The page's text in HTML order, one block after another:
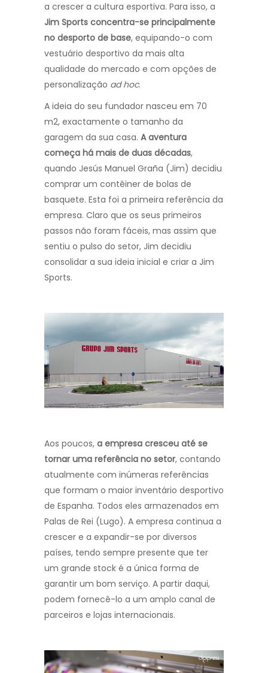
a crescer a cultura esportiva. Para isso, a
Jim Sports concentra-se principalmente
no desporto de base, equipando-o com
vestuário desportivo da mais alta
qualidade do mercado e com opções de
personalização ad hoc.
A ideia do seu fundador nasceu em 70
m2, exactamente o tamanho da
garagem da sua casa. A aventura
começa há mais de duas décadas,
quando Jesús Manuel Graña (Jim) decidiu
comprar um contêiner de bolas de
basquete. Esta foi a primeira referência da
empresa. Claro que os seus primeiros
passos não foram fáceis, mas assim que
sentiu o pulso do setor, Jim decidiu
consolidar a sua ideia inicial e criar a Jim
Sports.
Aos poucos, a empresa cresceu até se
tornar uma referência no setor, contando
atualmente com inúmeras referências
que formam o maior inventário desportivo
de Espanha. Todos eles armazenados em
Palas de Rei (Lugo). A empresa continua a
crescer e a expandir-se por diversos
países, tendo sempre presente que ter
um grande stock é a única forma de
garantir um bom serviço. A partir daqui,
podem fornecê-lo a um amplo canal de
parceiros e lojas internacionais.